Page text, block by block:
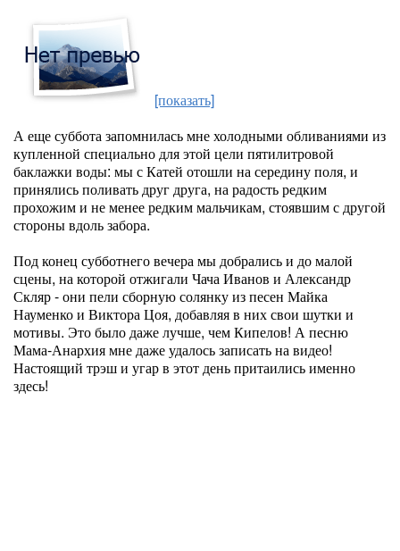
[показать]
А еще суббота запомнилась мне холодными обливаниями из
купленной специально для этой цели пятилитровой
баклажки воды: мы с Катей отошли на середину поля, и
принялись поливать друг друга, на радость редким
прохожим и не менее редким мальчикам, стоявшим с другой
стороны вдоль забора.
Под конец субботнего вечера мы добрались и до малой
сцены, на которой отжигали Чача Иванов и Александр
Скляр - они пели сборную солянку из песен Майка
Науменко и Виктора Цоя, добавляя в них свои шутки и
мотивы. Это было даже лучше, чем Кипелов! А песню
Мама-Анархия мне даже удалось записать на видео!
Настоящий трэш и угар в этот день притаились именно
здесь!